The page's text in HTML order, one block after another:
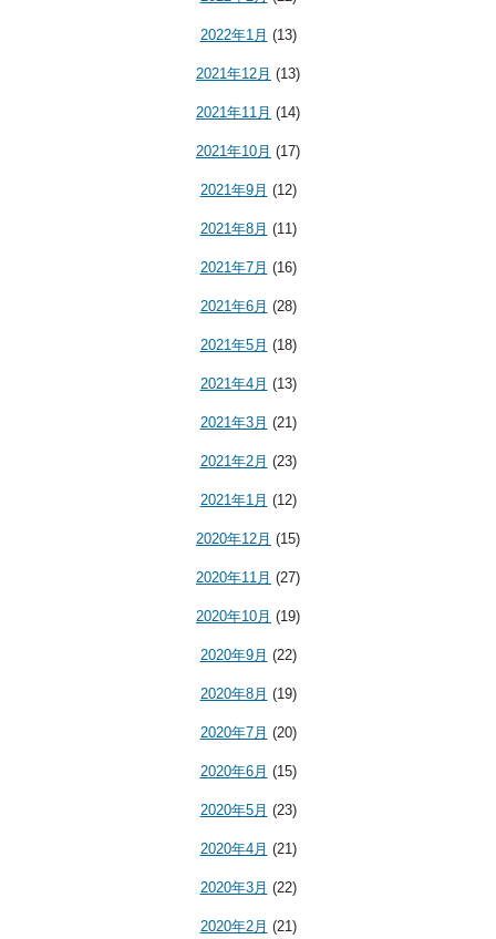
2022年1月 (13)
2021年12月 (13)
2021年11月 (14)
2021年10月 (17)
2021年9月 (12)
2021年8月 (11)
2021年7月 (16)
2021年6月 (28)
2021年5月 (18)
2021年4月 (13)
2021年3月 (21)
2021年2月 (23)
2021年1月 (12)
2020年12月 (15)
2020年11月 (27)
2020年10月 (19)
2020年9月 (22)
2020年8月 (19)
2020年7月 (20)
2020年6月 (15)
2020年5月 (23)
2020年4月 (21)
2020年3月 (22)
2020年2月 (21)